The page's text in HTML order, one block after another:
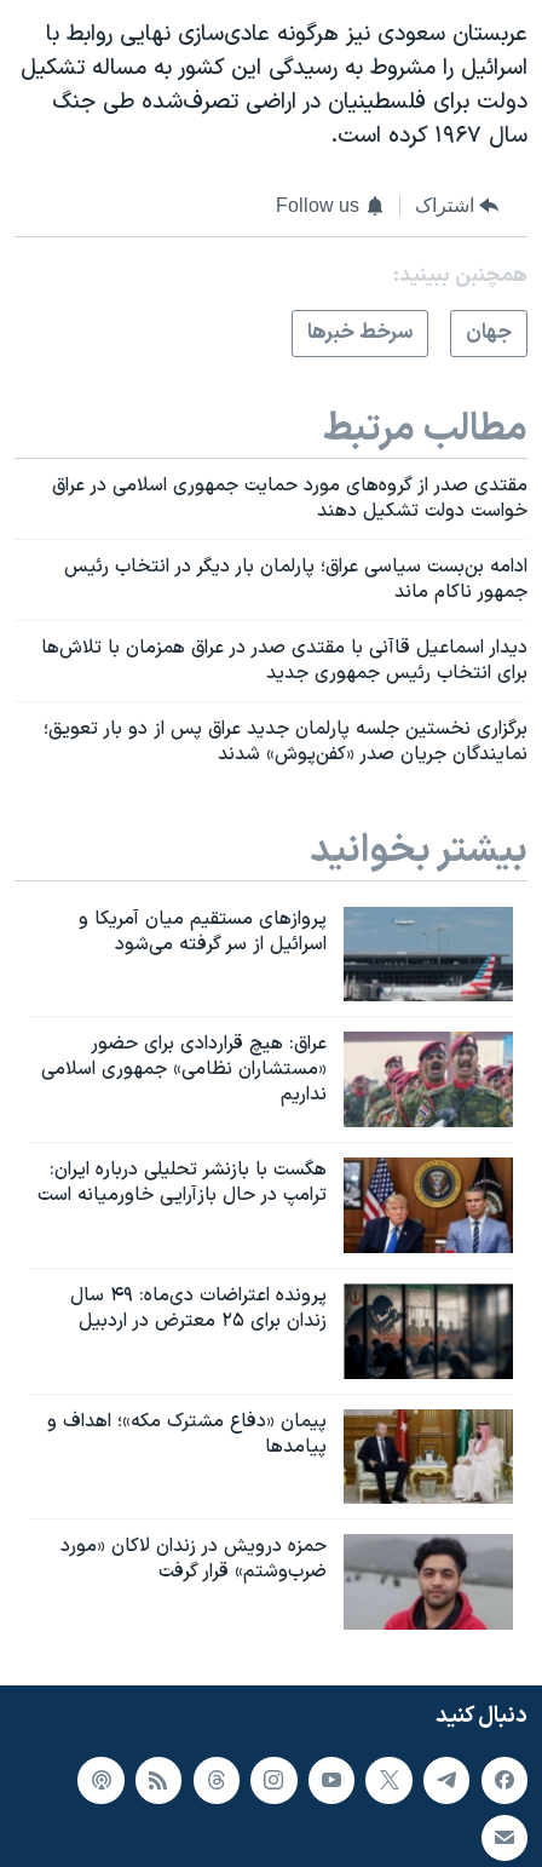
عربستان سعودی نیز هرگونه عادی‌سازی نهایی روابط با
اسرائیل را مشروط به رسیدگی این کشور به مساله تشکیل
دولت برای فلسطینیان در اراضی تصرف‌شده طی جنگ
سال ۱۹۶۷ کرده است.
اشتراک Follow us
همچنبن ببینید:
جهان
سرخط خبرها
مطالب مرتبط
مقتدی صدر از گروه‌های مورد حمایت جمهوری اسلامی در عراق
خواست دولت تشکیل دهند
ادامه بن‌بست سیاسی عراق؛ پارلمان بار دیگر در انتخاب رئیس
جمهور ناکام ماند
دیدار اسماعیل قاآنی با مقتدی صدر در عراق همزمان با تلاش‌ها
برای انتخاب رئیس جمهوری جدید
برگزاری نخستین جلسه پارلمان جدید عراق پس از دو بار تعویق؛
نمایندگان جریان صدر «کفن‌پوش» شدند
بیشتر بخوانید
پروازهای مستقیم میان آمریکا و
اسرائیل از سر گرفته می‌شود
عراق: هیچ قراردادی برای حضور
«مستشاران نظامی» جمهوری اسلامی
نداریم
هگست با بازنشر تحلیلی درباره ایران:
ترامپ در حال بازآرایی خاورمیانه است
پرونده اعتراضات دی‌ماه: ۴۹ سال
زندان برای ۲۵ معترض در اردبیل
پیمان «دفاع مشترک مکه»؛ اهداف و
پیامدها
حمزه درویش در زندان لاکان «مورد
ضرب‌وشتم» قرار گرفت
دنبال کنید